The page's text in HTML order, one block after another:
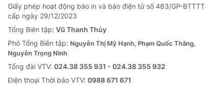
Giấy phép hoạt động báo in và báo điện tử số 483/GP-BTTTT
cấp ngày 29/12/2023
Tổng Biên tập: Vũ Thanh Thủy
Phó Tổng Biên tập: Nguyễn Thị Mỹ Hạnh, Phạm Quốc Thắng,
Nguyễn Trọng Ninh
Tổng đài VTV: 024.38 355 931 - 024.38 355 932
Ðiện thoại Thời báo VTV: 0988 671 671